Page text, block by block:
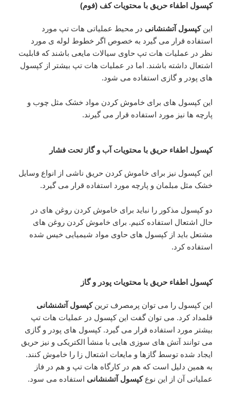
کپسول اطفاء حریق با محتویات کف (فوم)
اینکپسول آتشنشانی در محیط عملیاتی هات تپ مورد
استفاده قرار می گیرد به خصوص اگر خطوط لوله ی مورد
نظر در عملیات هات تپ حاوی سیالات مایعی باشند که قابلیت
اشتعال داشته باشند. اما در عملیات هات تپ بیشتر از کپسول
های پودر و گازی استفاده می شود.
این کپسول های برای خاموش کردن مواد خشک مثل چوب و
پارچه ها نیز مورد استفاده قرار می گیرند.
کپسول اطفاء حریق با محتویات آب و گاز تحت فشار
این کپسول نیز برای خاموش کردن حریق ناشی از انواع وسایل
خشک مثل مبلمان و پارچه مورد استفاده قرار می گیرد.
دو کپسول مذکور را نباید برای خاموش کردن روغن های در
حال اشتعال استفاده کنیم. برای خاموش کردن روغن های
مشتعل باید از کپسول های حاوی مواد شیمیایی خیس شده
استفاده کرد.
کپسول اطفاء حریق با محتویات پودر و گاز
این کپسول را می توان پرمصرف ترینکپسول آتشنشانی
قلمداد کرد. می توان گفت این کپسول در عملیات هات تپ
بیشتر مورد استفاده قرار می گیرد. کپسول های پودر و گازی
می توانند آتش های سوزی هایی با منشأ الکتریکی و نیز حریق
ایجاد شده توسط گازها و مایعات اشتعال زا را خاموش کنند.
به همین دلیل است که هم در کارگاه هات تپ و هم در فاز
عملیاتی آن از این نوعکپسول آتشنشانی استفاده می سود.